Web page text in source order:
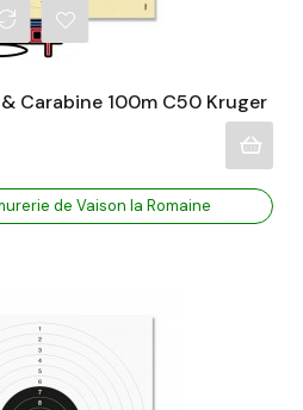
Carabine 100m C50 Kruger
de Vaison la Romaine